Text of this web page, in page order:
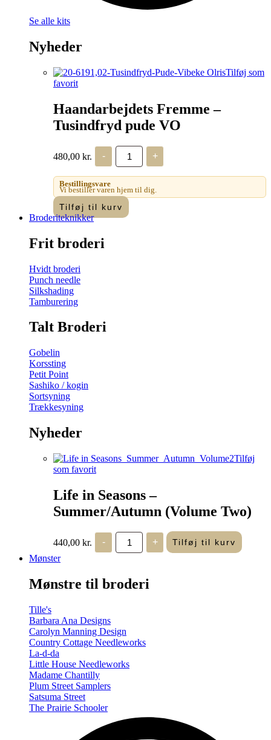
Se alle kits
Nyheder
Tilføj som
favorit
Haandarbejdets Fremme –
Tusindfryd pude VO
480,00 kr. -
Haandarbejdets
Fremme
-
Tusindfryd
pude
VO
antal
+
Bestillingsvare
Vi bestiller varen hjem til dig.
Tilføj til kurv
Broderiteknikker
Frit broderi
Hvidt broderi
Punch needle
Silkshading
Tamburering
Talt Broderi
Gobelin
Korssting
Petit Point
Sashiko / kogin
Sortsyning
Trækkesyning
Nyheder
Tilføj
som favorit
Life in Seasons –
Summer/Autumn (Volume Two)
440,00 kr. -
Life
Seasons
(Volume
+ Tilføj til kurv
Mønster
Mønstre til broderi
Tille's
Barbara Ana Designs
Carolyn Manning Design
Country Cottage Needleworks
La-d-da
Little House Needleworks
Madame Chantilly
Plum Street Samplers
Satsuma Street
The Prairie Schooler